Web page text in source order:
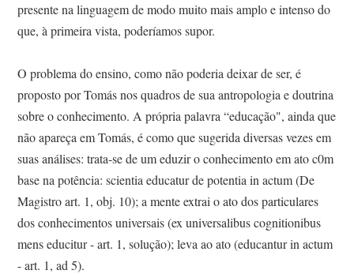
presente na linguagem de modo muito mais amplo e intenso do
que, à primeira vista, poderíamos supor.
O problema do ensino, como não poderia deixar de ser, é
proposto por Tomás nos quadros de sua antropologia e doutrina
sobre o conhecimento. A própria palavra “educação", ainda que
não apareça em Tomás, é como que sugerida diversas vezes em
suas análises: trata-se de um eduzir o conhecimento em ato c0m
base na potência: scientia educatur de potentia in actum (De
Magistro art. 1, obj. 10); a mente extrai o ato dos particulares
dos conhecimentos universais (ex universalibus cognitionibus
mens educitur - art. 1, solução); leva ao ato (educantur in actum
- art. 1, ad 5).